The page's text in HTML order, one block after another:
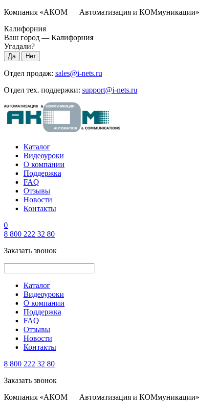
Компания «АКОМ — Автоматизация и КОМмуникации»
Калифорния
Ваш город — Калифорния
Угадали?
Отдел продаж: sales@i-nets.ru
Отдел тех. поддержки: support@i-nets.ru
Каталог
Видеоуроки
О компании
Поддержка
FAQ
Отзывы
Новости
Контакты
0
8 800 222 32 80
Заказать звонок
Каталог
Видеоуроки
О компании
Поддержка
FAQ
Отзывы
Новости
Контакты
8 800 222 32 80
Заказать звонок
Компания «АКОМ — Автоматизация и КОМмуникации»